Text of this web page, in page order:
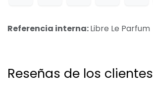
Referencia interna:Libre Le Parfum
Reseñas de los clientes